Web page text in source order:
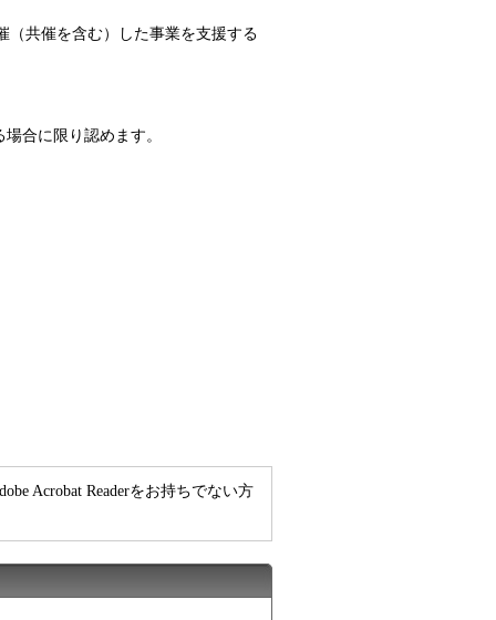
共催を含む）した事業を支援する
合に限り認めます。
Acrobat Readerをお持ちでない方